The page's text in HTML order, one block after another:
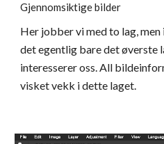
Gjennomsiktige bilder
Her jobber vi med to lag, men
det egentlig bare det øverste
interesserer oss. All
visket vekk i dette laget.